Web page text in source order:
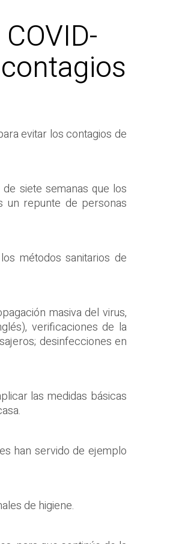
evitar los contagios de
siete semanas que los
un repunte de personas
métodos sanitarios de
masiva del virus,
verificaciones de la
desinfecciones en
las medidas básicas
han servido de ejemplo
de higiene.